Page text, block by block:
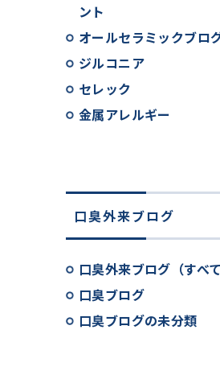
ント
オールセラミックブロ
ジルコニア
セレック
金属アレルギー
口臭外来ブログ
口臭外来ブログ（すべて
口臭ブログ
口臭ブログの未分類